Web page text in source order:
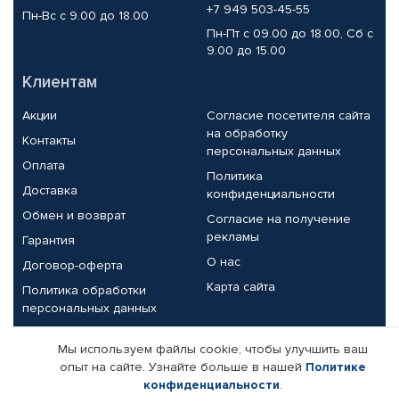
Пн-Вс с 9.00 до 18.00
+7 949 503-45-55
Пн-Пт с 09.00 до 18.00, Сб с
9.00 до 15.00
Клиентам
Акции
Контакты
Оплата
Доставка
Обмен и возврат
Гарантия
Договор-оферта
Политика обработки
персональных данных
Согласие посетителя сайта
на обработку
персональных данных
Политика
конфиденциальности
Согласие на получение
рекламы
О нас
Карта сайта
Партнерам
Корпоративным клиентам
Реквизиты компании
Мы используем файлы cookie, чтобы улучшить ваш
опыт на сайте. Узнайте больше в нашей Политике
конфиденциальности.